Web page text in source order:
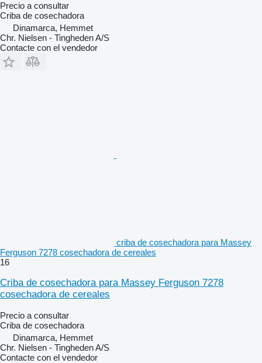
Precio a consultar
Criba de cosechadora
Dinamarca, Hemmet
Chr. Nielsen - Tingheden A/S
Contacte con el vendedor
criba de cosechadora para Massey
Ferguson 7278 cosechadora de cereales
16
Criba de cosechadora para Massey Ferguson 7278
cosechadora de cereales
Precio a consultar
Criba de cosechadora
Dinamarca, Hemmet
Chr. Nielsen - Tingheden A/S
Contacte con el vendedor